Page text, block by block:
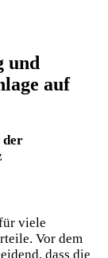
und
auf
der
viele
Vor dem
dass die